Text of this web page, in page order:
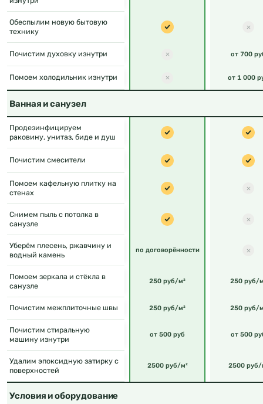
Обеспылим новую бытовую
технику
Почистим духовку изнутри от 700
Помоем холодильник изнутри от 1 000
Ванная и санузел
Продезинфицируем
раковину, унитаз, биде и душ
Почистим смесители
Помоем кафельную плитку на
стенах
Снимем пыль с потолка в
санузле
Уберём плесень, ржавчину и
водный камень
по договорённости
Помоем зеркала и стёкла в
санузле
250 руб/м² 250 руб/
Почистим межплиточные швы 250 руб/м² 250 руб/
Почистим стиральную
машину изнутри
от 500 руб от 500
Удалим эпоксидную затирку с
поверхностей
2500 руб/м² 2500 руб/
Условия и оборудование